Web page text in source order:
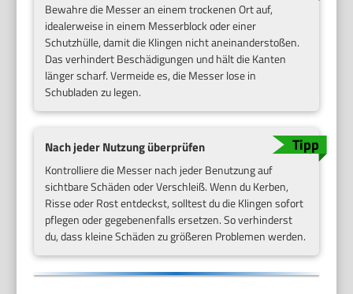
Bewahre die Messer an einem trockenen Ort auf,
idealerweise in einem Messerblock oder einer
Schutzhülle, damit die Klingen nicht aneinanderstoßen.
Das verhindert Beschädigungen und hält die Kanten
länger scharf. Vermeide es, die Messer lose in
Schubladen zu legen.
Nach jeder Nutzung überprüfen
Kontrolliere die Messer nach jeder Benutzung auf
sichtbare Schäden oder Verschleiß. Wenn du Kerben,
Risse oder Rost entdeckst, solltest du die Klingen sofort
pflegen oder gegebenenfalls ersetzen. So verhinderst
du, dass kleine Schäden zu größeren Problemen werden.